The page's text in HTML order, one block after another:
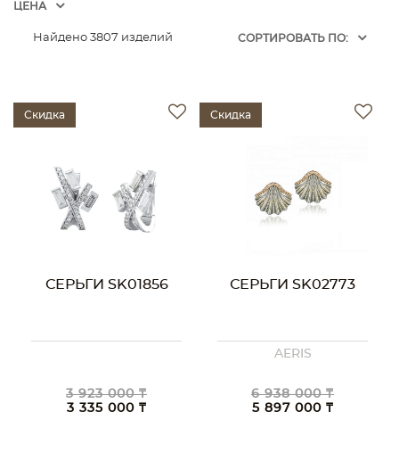
ЦЕНА
Найдено 3807 изделий CОРТИРОВАТЬ ПО:
Скидка
СЕРЬГИ SK01856
3 923 000 ₸
3 335 000 ₸
Скидка
СЕРЬГИ SK02773
AERIS
6 938 000 ₸
5 897 000 ₸